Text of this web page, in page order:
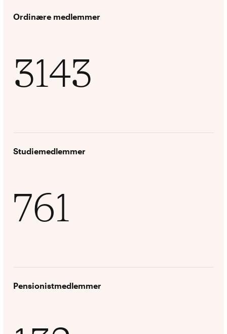
Ordinære medlemmer
3143
Studiemedlemmer
761
Pensionistmedlemmer